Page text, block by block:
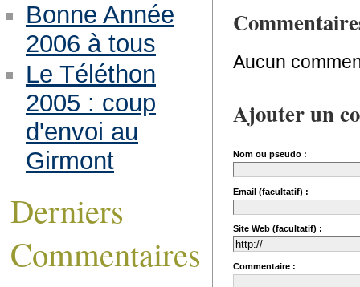
Aucun
Ajouter un
Nom ou pseudo :
Email (facultatif) :
Site Web (facultatif) :
Commentaire :
Bonne Année
2006 à tous
Le Téléthon
2005 : coup
d'envoi au
Girmont
Derniers
Commentaires